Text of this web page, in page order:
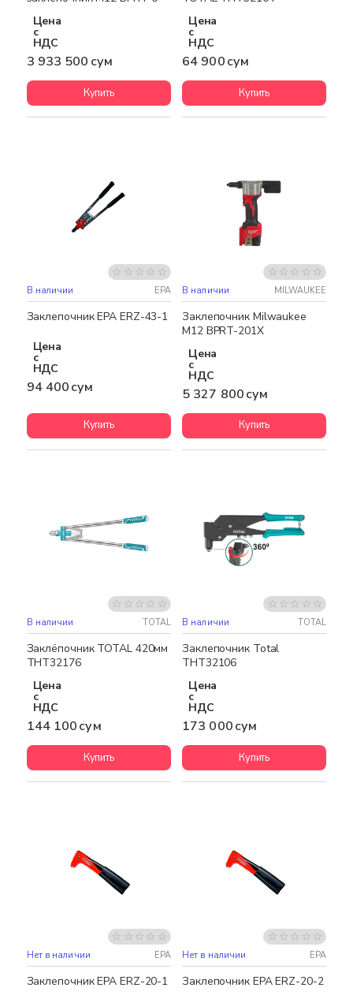
Цена
с
НДС
3 933 500 сум
Купить
Цена
с
НДС
64 900 сум
Купить
В наличии EPA
Заклепочник EPA ERZ-43-1
Цена
с
НДС
94 400 сум
Купить
Бесплатная доставка
В наличии MILWAUKEE
Заклепочник Milwaukee
M12 BPRT-201X
Цена
с
НДС
5 327 800 сум
Купить
В наличии TOTAL
Заклёпочник TOTAL 420мм
THT32176
Цена
с
НДС
144 100 сум
Купить
В наличии TOTAL
Заклепочник Total
THT32106
Цена
с
НДС
173 000 сум
Купить
Нет в наличии EPA
Заклепочник EPA ERZ-20-1
Нет в наличии EPA
Заклепочник EPA ERZ-20-2